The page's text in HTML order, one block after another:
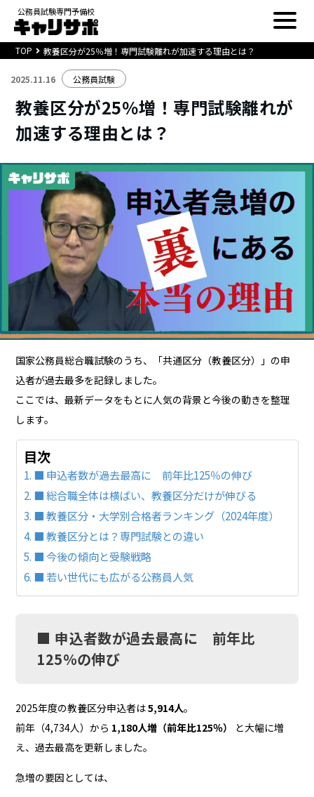
公務員試験専門予備校
TOP 教養区分が25％増！専門試験離れが加速する理由とは？
2025.11.16 公務員試験
教養区分が25％増！専門試験離れが
加速する理由とは？
国家公務員総合職試験のうち、「共通区分（教養区分）」の申
込者が過去最多を記録しました。
ここでは、最新データをもとに人気の背景と今後の動きを整理
します。
目次
■ 申込者数が過去最高に 前年比125％の伸び
■ 総合職全体は横ばい、教養区分だけが伸びる
■ 教養区分・大学別合格者ランキング（2024年度）
■ 教養区分とは？専門試験との違い
■ 今後の傾向と受験戦略
■ 若い世代にも広がる公務員人気
■ 申込者数が過去最高に 前年比
125％の伸び
2025年度の教養区分申込者は5,914人。
前年（4,734人）から 1,180人増（前年比125％）
と大幅に増
え、過去最高を更新しました。
急増の要因としては、